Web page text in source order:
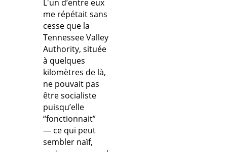
L'un d’entre eux
me répétait sans
cesse que la
Tennessee Valley
Authority, située
à quelques
kilomètres de là,
ne pouvait pas
être socialiste
puisqu’elle
“fonctionnait”
— ce qui peut
sembler naïf,